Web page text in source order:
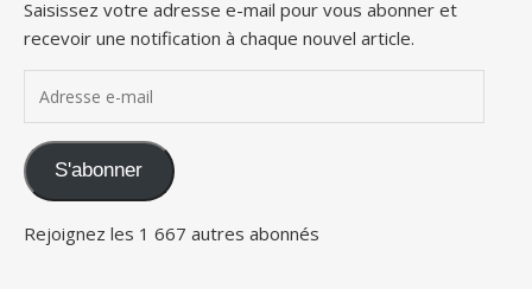
Saisissez votre adresse e-mail pour vous abonner et
recevoir une notification à chaque nouvel article.
S'abonner
Rejoignez les 1 667 autres abonnés